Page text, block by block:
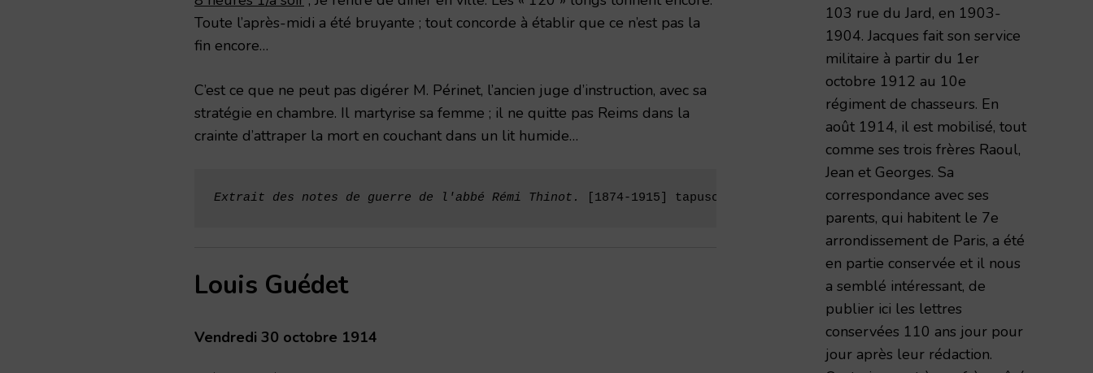
Toute l’après-midi a été bruyante ; tout concorde à établir que ce n’est pas la
fin encore…
C’est ce que ne peut pas digérer M. Périnet, l’ancien juge d’instruction, avec sa
stratégie en chambre. Il martyrise sa femme ; il ne quitte pas Reims dans la
crainte d’attraper la mort en couchant dans un lit humide…
Extrait des notes de guerre de l'abbé Rémi Thinot. [1874-1915] tapuscrit de 194 pages prêté à ReimsAvant en 2017
Louis Guédet
Vendredi 30 octobre 1914
103 rue du Jard, en 1903-
1904. Jacques fait son service
militaire à partir du 1er
octobre 1912 au 10e
régiment de chasseurs. En
août 1914, il est mobilisé, tout
comme ses trois frères Raoul,
Jean et Georges. Sa
correspondance avec ses
parents, qui habitent le 7e
arrondissement de Paris, a été
en partie conservée et il nous
a semblé intéressant, de
publier ici les lettres
conservées 110 ans jour pour
jour après leur rédaction.